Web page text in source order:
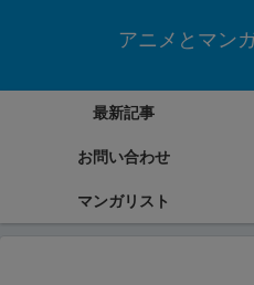
アニメとマン
最新記事
お問い合わせ
マンガリスト